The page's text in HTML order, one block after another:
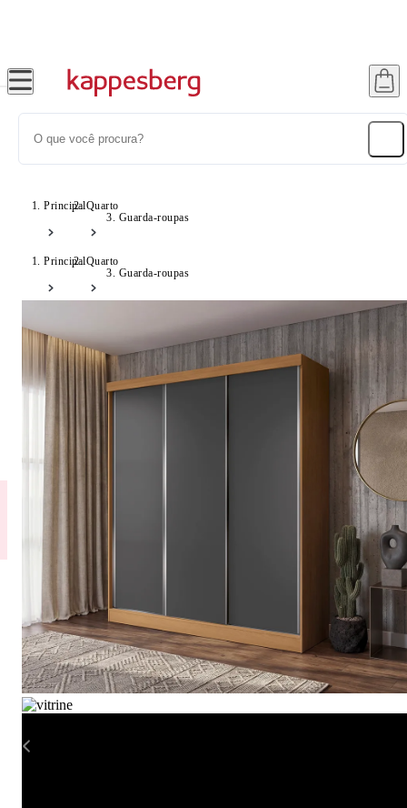
PrincipalQuarto
Guarda-roupas
PrincipalQuarto
Guarda-roupas